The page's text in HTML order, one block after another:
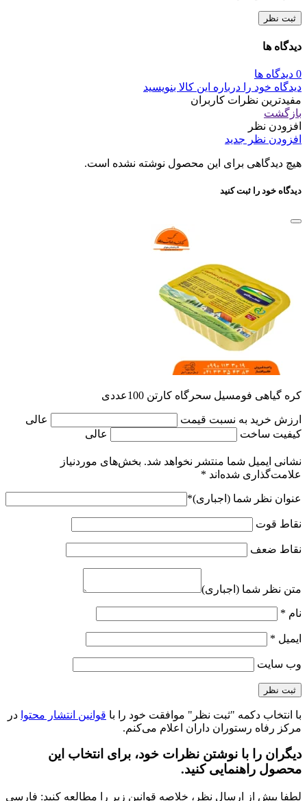
ثبت نظر
دیدگاه ها
0 دیدگاه ها
دیدگاه خود را درباره این کالا بنویسید
مفیدترین نظرات کاربران
بازگشت
افزودن نظر
افزودن نظر جدید
هیچ دیدگاهی برای این محصول نوشته نشده است.
دیدگاه خود را ثبت کنید
کره گیاهی فومسیل سحرگاه کارتن 100عددی
ارزش خرید به نسبت قیمت
عالی
کیفیت ساخت
عالی
نشانی ایمیل شما منتشر نخواهد شد. بخش‌های موردنیاز
علامت‌گذاری شده‌اند *
عنوان نظر شما (اجباری)*
نقاط قوت
نقاط ضعف
متن نظر شما (اجباری)
نام *
ایمیل *
وب‌ سایت
با انتخاب دکمه "ثبت نظر" موافقت خود را با قوانین انتشار محتوا در
مرکز رفاه رستوران داران اعلام می‌کنم.
دیگران را با نوشتن نظرات خود، برای انتخاب این
محصول راهنمایی کنید.
لطفا پیش از ارسال نظر، خلاصه قوانین زیر را مطالعه کنید: فارسی